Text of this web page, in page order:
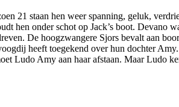
21 staan hen weer spanning, geluk,
hen onder schot op Jack’s boot. Devano
De hoogzwangere Sjors bevalt aan
heeft toegekend over hun dochter
Ludo Amy aan haar afstaan. Maar Ludo